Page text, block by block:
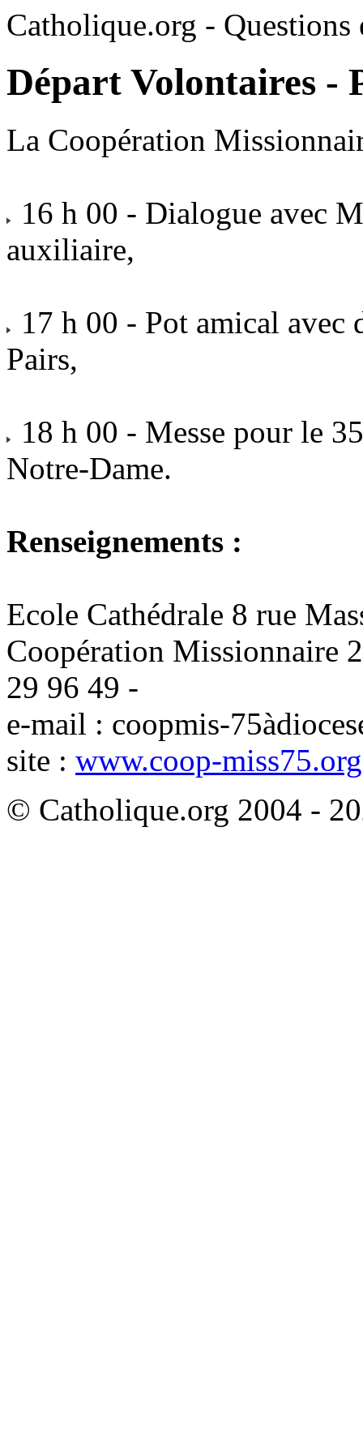
Catholique.org - Questions
Départ Volontaires -
La Coopération
16 h 00 - Dialogue avec
auxiliaire,
17 h 00 - Pot amical avec
Pairs,
18 h 00 - Messe pour le
Notre-Dame.
Renseignements :
Ecole Cathédrale 8 rue
Coopération Missionnaire
29 96 49 -
e-mail : coopmis-
site : www.coop-miss75.org
© Catholique.org 2004 -